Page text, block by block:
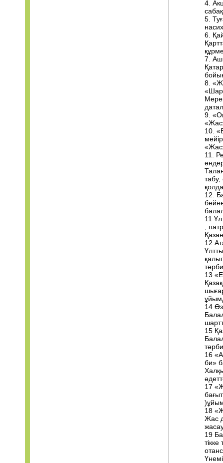
4.
5.
6.
7.
8.
9.
10.
11.
12.
11
,
Қазан
12
13
14
15
16
би»
17
18
Жас
19
Үнемі